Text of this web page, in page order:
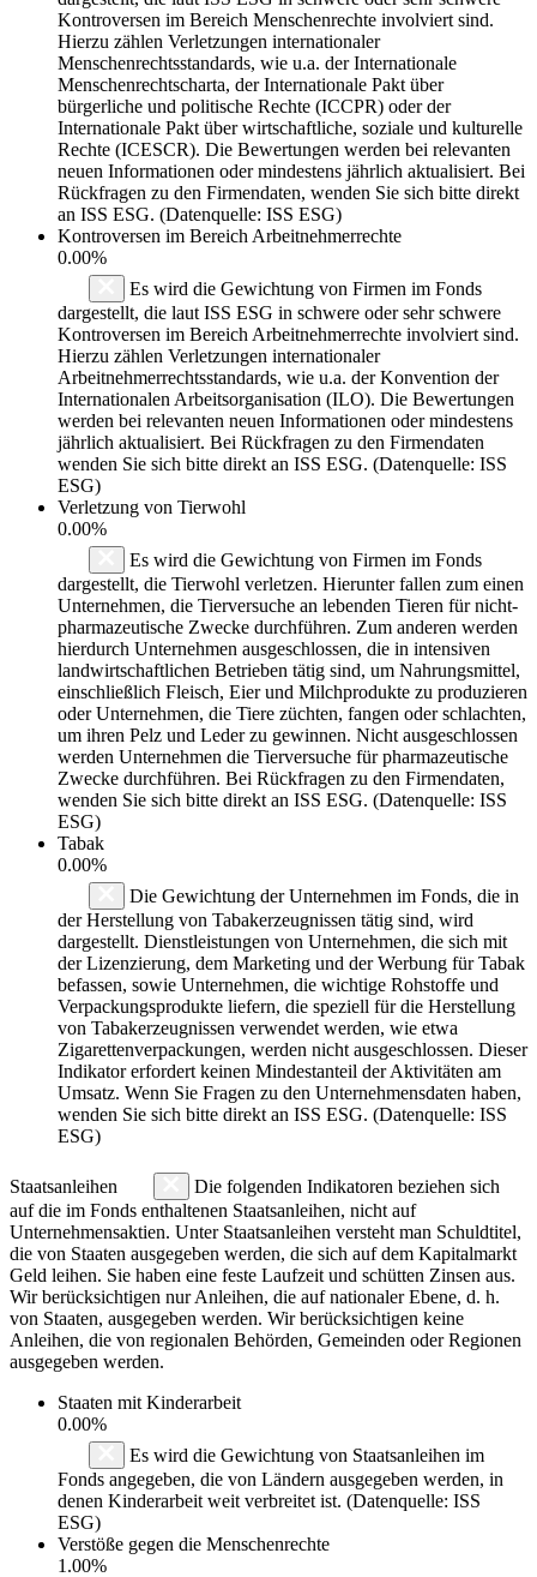
Kontroversen im Bereich Menschenrechte involviert sind.
Hierzu zählen Verletzungen internationaler
Menschenrechtsstandards, wie u.a. der Internationale
Menschenrechtscharta, der Internationale Pakt über
bürgerliche und politische Rechte (ICCPR) oder der
Internationale Pakt über wirtschaftliche, soziale und kulturelle
Rechte (ICESCR). Die Bewertungen werden bei relevanten
neuen Informationen oder mindestens jährlich aktualisiert. Bei
Rückfragen zu den Firmendaten, wenden Sie sich bitte direkt
an ISS ESG. (Datenquelle: ISS ESG)
Kontroversen im Bereich Arbeitnehmerrechte
0.00%
Es wird die Gewichtung von Firmen im Fonds
dargestellt, die laut ISS ESG in schwere oder sehr schwere
Kontroversen im Bereich Arbeitnehmerrechte involviert sind.
Hierzu zählen Verletzungen internationaler
Arbeitnehmerrechtsstandards, wie u.a. der Konvention der
Internationalen Arbeitsorganisation (ILO). Die Bewertungen
werden bei relevanten neuen Informationen oder mindestens
jährlich aktualisiert. Bei Rückfragen zu den Firmendaten
wenden Sie sich bitte direkt an ISS ESG. (Datenquelle: ISS
ESG)
Verletzung von Tierwohl
0.00%
Es wird die Gewichtung von Firmen im Fonds
dargestellt, die Tierwohl verletzen. Hierunter fallen zum einen
Unternehmen, die Tierversuche an lebenden Tieren für nicht-
pharmazeutische Zwecke durchführen. Zum anderen werden
hierdurch Unternehmen ausgeschlossen, die in intensiven
landwirtschaftlichen Betrieben tätig sind, um Nahrungsmittel,
einschließlich Fleisch, Eier und Milchprodukte zu produzieren
oder Unternehmen, die Tiere züchten, fangen oder schlachten,
um ihren Pelz und Leder zu gewinnen. Nicht ausgeschlossen
werden Unternehmen die Tierversuche für pharmazeutische
Zwecke durchführen. Bei Rückfragen zu den Firmendaten,
wenden Sie sich bitte direkt an ISS ESG. (Datenquelle: ISS
ESG)
Tabak
0.00%
Die Gewichtung der Unternehmen im Fonds, die in
der Herstellung von Tabakerzeugnissen tätig sind, wird
dargestellt. Dienstleistungen von Unternehmen, die sich mit
der Lizenzierung, dem Marketing und der Werbung für Tabak
befassen, sowie Unternehmen, die wichtige Rohstoffe und
Verpackungsprodukte liefern, die speziell für die Herstellung
von Tabakerzeugnissen verwendet werden, wie etwa
Zigarettenverpackungen, werden nicht ausgeschlossen. Dieser
Indikator erfordert keinen Mindestanteil der Aktivitäten am
Umsatz. Wenn Sie Fragen zu den Unternehmensdaten haben,
wenden Sie sich bitte direkt an ISS ESG. (Datenquelle: ISS
ESG)
Staatsanleihen
Die folgenden Indikatoren beziehen sich
auf die im Fonds enthaltenen Staatsanleihen, nicht auf
Unternehmensaktien. Unter Staatsanleihen versteht man Schuldtitel,
die von Staaten ausgegeben werden, die sich auf dem Kapitalmarkt
Geld leihen. Sie haben eine feste Laufzeit und schütten Zinsen aus.
Wir berücksichtigen nur Anleihen, die auf nationaler Ebene, d. h.
von Staaten, ausgegeben werden. Wir berücksichtigen keine
Anleihen, die von regionalen Behörden, Gemeinden oder Regionen
ausgegeben werden.
Staaten mit Kinderarbeit
0.00%
Es wird die Gewichtung von Staatsanleihen im
Fonds angegeben, die von Ländern ausgegeben werden, in
denen Kinderarbeit weit verbreitet ist. (Datenquelle: ISS
ESG)
Verstöße gegen die Menschenrechte
1.00%